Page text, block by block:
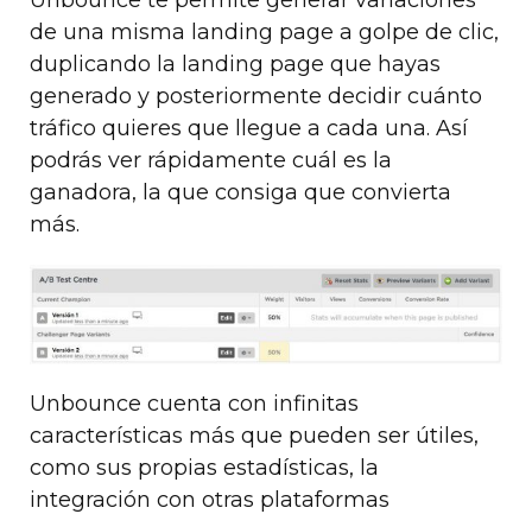
de una misma landing page a golpe de clic,
duplicando la landing page que hayas
generado y posteriormente decidir cuánto
tráfico quieres que llegue a cada una. Así
podrás ver rápidamente cuál es la
ganadora, la que consiga que convierta
más.
Unbounce cuenta con infinitas
características más que pueden ser útiles,
como sus propias estadísticas, la
integración con otras plataformas